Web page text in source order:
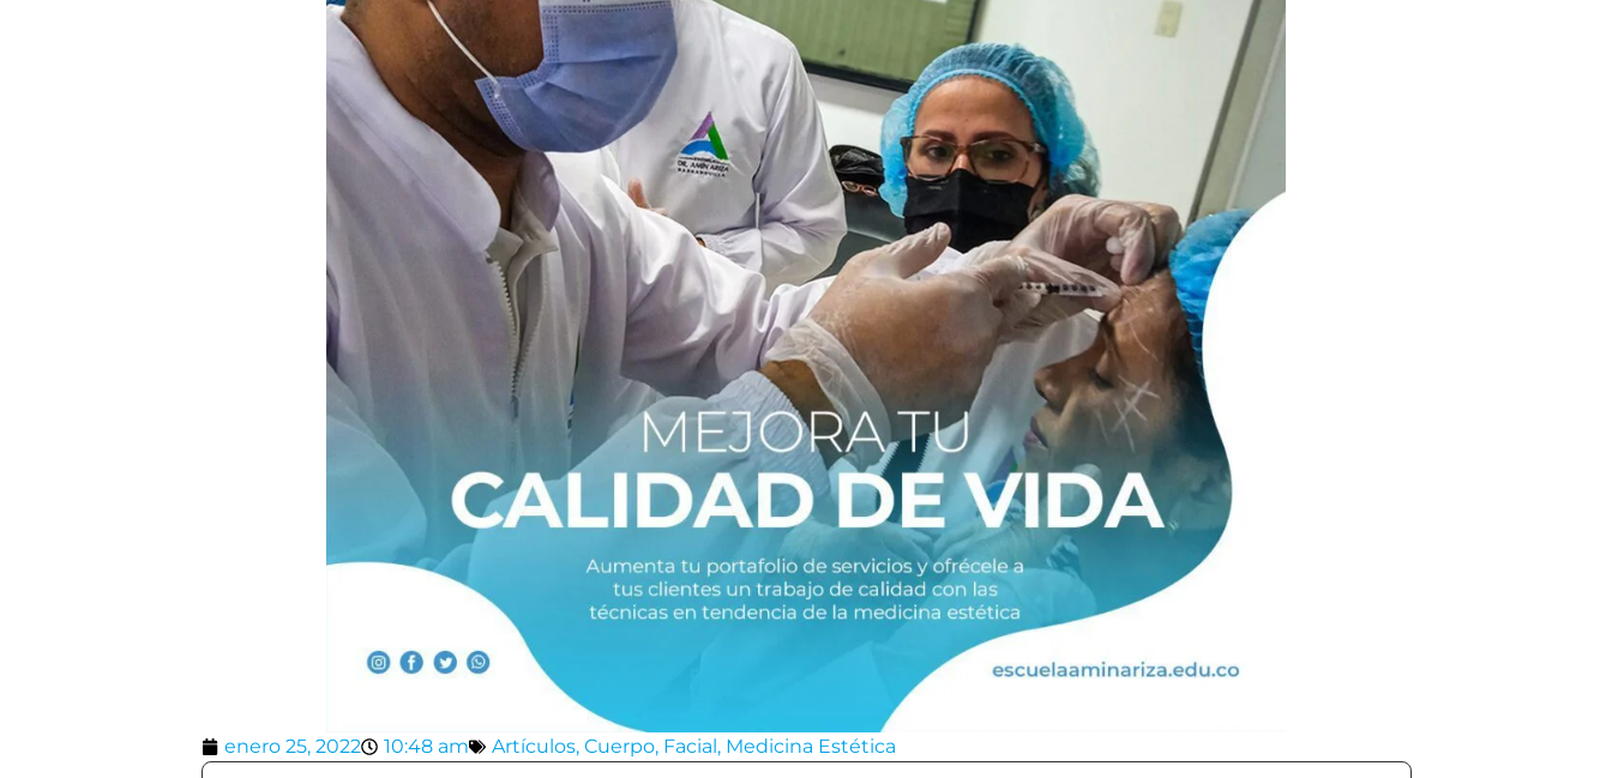
enero 25, 2022 10:48 am Artículos, Cuerpo, Facial , Medicina Estética